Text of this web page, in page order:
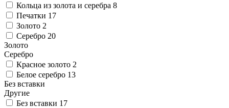
Кольца из золота и серебра 8
Печатки 17
Золото 2
Серебро 20
Золото
Серебро
Красное золото 2
Белое серебро 13
Без вставки
Другие
Без вставки 17